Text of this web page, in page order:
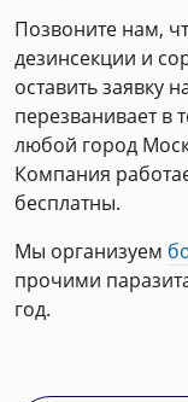
Позвоните нам,
дезинсекции и
оставить заявку
перезванивает в
любой город
Компания
бесплатны.
Мы организуем
прочими
год.